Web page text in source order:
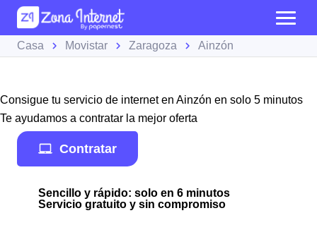
Casa Movistar Zaragoza Ainzón
Consigue tu servicio de internet en Ainzón en solo 5 minutos
Te ayudamos a contratar la mejor oferta
Contratar
Sencillo y rápido: solo en 6 minutos
Servicio gratuito y sin compromiso